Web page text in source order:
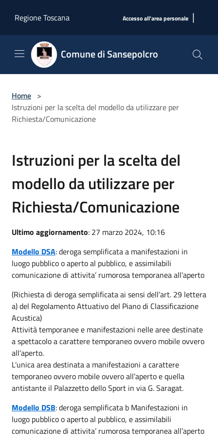
Regione Toscana
Accesso all'area personale |
Comune di Sansepolcro
Home >
Istruzioni per la scelta del modello da utilizzare per
Richiesta/Comunicazione
Istruzioni per la scelta del
modello da utilizzare per
Richiesta/Comunicazione
Ultimo aggiornamento: 27 marzo 2024, 10:16
Modello DSA: deroga semplificata a manifestazioni in
luogo pubblico o aperto al pubblico, e assimilabili
comunicazione di attivita’ rumorosa temporanea all’aperto
(Richiesta di deroga semplificata ai sensi dell’art. 29 lettera
a) del Regolamento Attuativo del Piano di Classificazione
Acustica)
Attività temporanee e manifestazioni nelle aree destinate
a spettacolo a carattere temporaneo ovvero mobile ovvero
all’aperto.
L’unica area destinata a manifestazioni a carattere
temporaneo ovvero mobile ovvero all’aperto e quella
antistante il Palazzetto dello Sport in via G. Saragat.
Modello DSB: deroga semplificata b Manifestazioni in
luogo pubblico o aperto al pubblico, e assimilabili
comunicazione di attivita’ rumorosa temporanea all’aperto